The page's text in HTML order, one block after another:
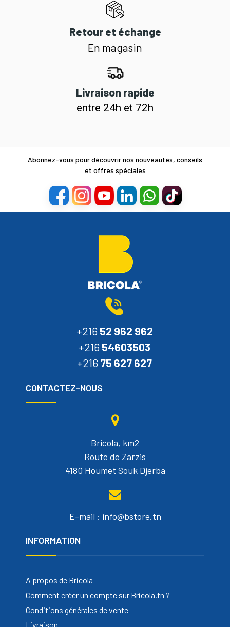
Retour et échange
En magasin
Livraison rapide
entre 24h et 72h
Abonnez-vous pour découvrir nos nouveautés, conseils
et offres spéciales
+216 52 962 962
+216 54603503
+216 75 627 627
CONTACTEZ-NOUS
Bricola, km2
Route de Zarzis
4180 Houmet Souk Djerba
E-mail : info@bstore.tn
INFORMATION
A propos de Bricola
Comment créer un compte sur Bricola.tn ?
Conditions générales de vente
Livraison